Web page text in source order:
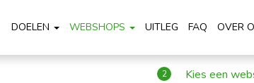
DOELEN WEBSHOPS UITLEG FAQ OVER
2 Kies een